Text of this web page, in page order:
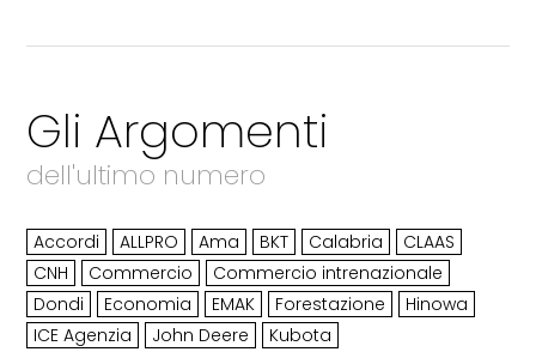
Gli Argomenti
dell'ultimo numero
Accordi ALLPRO Ama BKT Calabria
CLAAS
CNH
Commercio
Commercio intrenazionale
Dondi
Economia EMAK Forestazione
Hinowa
ICE Agenzia
John Deere
Kubota